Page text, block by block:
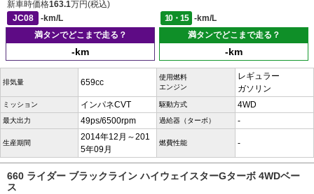
新車時価格163.1万円(税込)
JC08
-km/L 10・15
-km/L
満タンでどこまで走る？
-km
満タンでどこまで走る？
-km
排気量 659cc
使用燃料
エンジン
レギュラー
ガソリン
ミッション インパネCVT 駆動方式 4WD
最大出力 49ps/6500rpm 過給器（ターボ） -
生産期間
2014年12月～201
5年09月
燃費性能 -
660 ライダー ブラックライン ハイウェイスターGターボ 4WDベー
ス